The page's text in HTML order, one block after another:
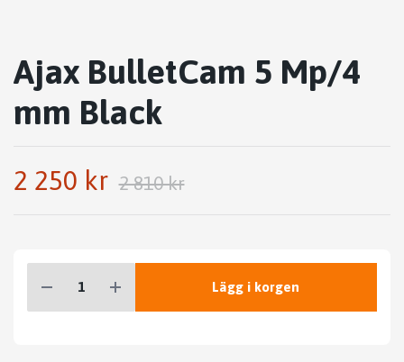
Ajax BulletCam 5 Mp/4
mm Black
2 250 kr 2 810 kr
Lägg i korgen